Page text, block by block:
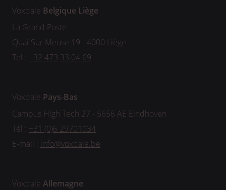
Voxdale Belgique Liège
La Grand Poste
Quai Sur Meuse 19 - 4000 Liège
Tel : +32 473 33 04 69
Voxdale Pays-Bas
Campus High Tech 27 - 5656 AE Eindhoven
Tél : +31 (0)6 29701034
E-mail : info@voxdale.be
Voxdale Allemagne